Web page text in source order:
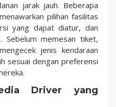
jarak jauh. Beberapa
pilihan fasilitas
yang dapat diatur, dan
Sebelum memesan tiket,
jenis kendaraan
sesuai dengan preferensi
Driver yang